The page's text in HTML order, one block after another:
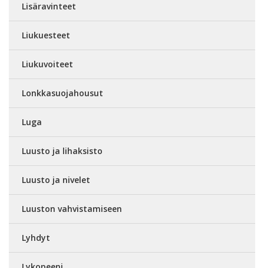
Lisäravinteet
Liukuesteet
Liukuvoiteet
Lonkkasuojahousut
Luga
Luusto ja lihaksisto
Luusto ja nivelet
Luuston vahvistamiseen
Lyhdyt